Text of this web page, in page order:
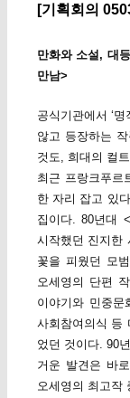
[기획회의
만화와 소설, 대
만남>
공식기관에서 ‘
않고 등장하는
것도, 희대의 컬
최근 프랑크푸르
한 자리 잡고 있
집이다. 80년대
시작했던 진지한
꽃을 피웠던 모
오세영의 단편
이야기와 민중
사회참여의식 등
었던 것이다. 90
거운 발견은 바
오세영의 최고작